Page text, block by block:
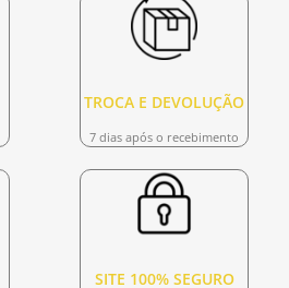
TROCA E DEVOLUÇÃO
7 dias após o recebimento
SITE 100% SEGURO